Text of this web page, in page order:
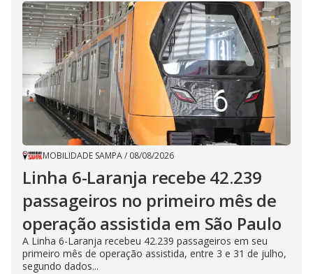
MOBILIDADE SAMPA/ 08/08/2026
Linha 6-Laranja recebe 42.239
passageiros no primeiro mês de
operação assistida em São Paulo
A Linha 6-Laranja recebeu 42.239 passageiros em seu
primeiro mês de operação assistida, entre 3 e 31 de julho,
segundo dados...